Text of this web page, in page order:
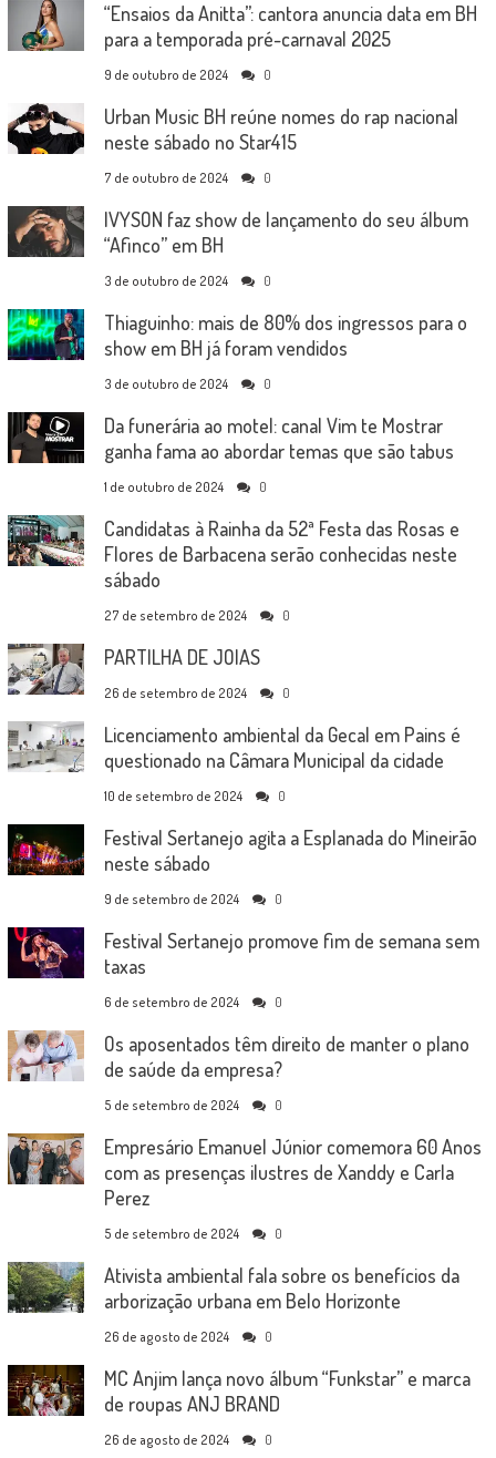
“Ensaios da Anitta”: cantora anuncia data em BH
para a temporada pré-carnaval 2025
9 de outubro de 2024 0
Urban Music BH reúne nomes do rap nacional
neste sábado no Star415
7 de outubro de 2024 0
IVYSON faz show de lançamento do seu álbum
“Afinco” em BH
3 de outubro de 2024 0
Thiaguinho: mais de 80% dos ingressos para o
show em BH já foram vendidos
3 de outubro de 2024 0
Da funerária ao motel: canal Vim te Mostrar
ganha fama ao abordar temas que são tabus
1 de outubro de 2024 0
Candidatas à Rainha da 52ª Festa das Rosas e
Flores de Barbacena serão conhecidas neste
sábado
27 de setembro de 2024 0
PARTILHA DE JOIAS
26 de setembro de 2024 0
Licenciamento ambiental da Gecal em Pains é
questionado na Câmara Municipal da cidade
10 de setembro de 2024 0
Festival Sertanejo agita a Esplanada do Mineirão
neste sábado
9 de setembro de 2024 0
Festival Sertanejo promove fim de semana sem
taxas
6 de setembro de 2024 0
Os aposentados têm direito de manter o plano
de saúde da empresa?
5 de setembro de 2024 0
Empresário Emanuel Júnior comemora 60 Anos
com as presenças ilustres de Xanddy e Carla
Perez
5 de setembro de 2024 0
Ativista ambiental fala sobre os benefícios da
arborização urbana em Belo Horizonte
26 de agosto de 2024 0
MC Anjim lança novo álbum “Funkstar” e marca
de roupas ANJ BRAND
26 de agosto de 2024 0